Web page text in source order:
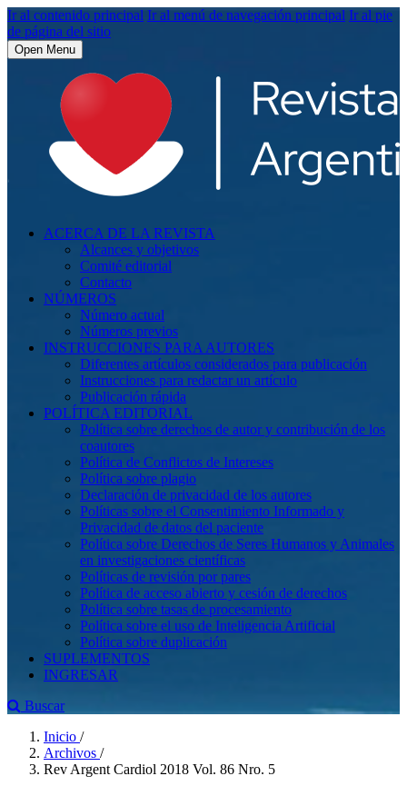
Ir al contenido principal Ir al menú de navegación principal Ir al pie
de página del sitio
Open Menu
ACERCA DE LA REVISTA
Alcances y objetivos
Comité editorial
Contacto
NÚMEROS
Número actual
Números previos
INSTRUCCIONES PARA AUTORES
Diferentes artículos considerados para publicación
Instrucciones para redactar un artículo
Publicación rápida
POLÍTICA EDITORIAL
Política sobre derechos de autor y contribución de los
coautores
Política de Conflictos de Intereses
Política sobre plagio
Declaración de privacidad de los autores
Políticas sobre el Consentimiento Informado y
Privacidad de datos del paciente
Política sobre Derechos de Seres Humanos y Animales
en investigaciones científicas
Políticas de revisión por pares
Política de acceso abierto y cesión de derechos
Política sobre tasas de procesamiento
Política sobre el uso de Inteligencia Artificial
Política sobre duplicación
SUPLEMENTOS
INGRESAR
Buscar
Inicio /
Archivos /
Rev Argent Cardiol 2018 Vol. 86 Nro. 5